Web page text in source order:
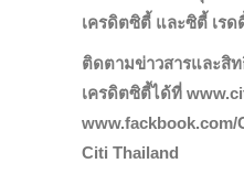
เครดิตซิตี้ และซิตี้ เรด
ติดตามข่าวสารและสิ
เครดิตซิตี้ได้ที่
www.fackbook.com/
Citi Thailand